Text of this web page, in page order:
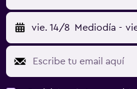
vie. 14/8 Mediodía -